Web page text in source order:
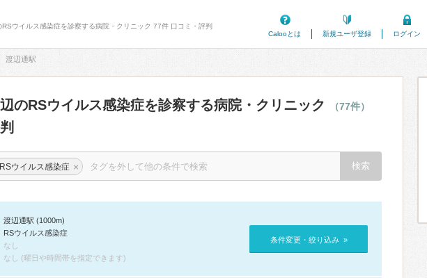
ウイルス感染症を診察する病院・クリニック 77件 口コミ・評判
Calooとは
新規ユーザ登録 ログイン
渡辺通駅
のRSウイルス感染症を診察する病院・クリニック （77件）
RSウイルス感染症 ×
渡辺通駅 (1000m)
RSウイルス感染症
なし
なし (曜日や時間帯を指定できます)
条件変更・絞り込み »